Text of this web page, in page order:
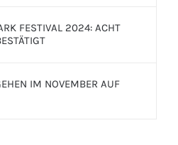
FESTIVAL 2024: ACHT
IM NOVEMBER AUF